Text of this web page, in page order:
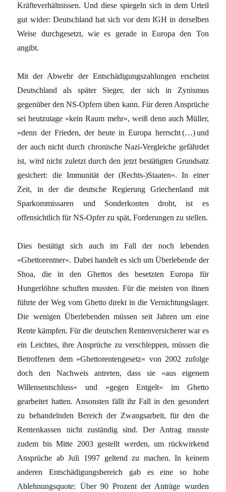
Kräfteverhältnissen. Und diese spiegeln sich in dem Urteil
gut wider: Deutschland hat sich vor dem IGH in derselben
Weise durchgesetzt, wie es gerade in Europa den Ton
angibt.
Mit der Abwehr der Entschädigungszahlungen erscheint
Deutschland als später Sieger, der sich in Zynismus
gegenüber den NS-Opfern üben kann. Für deren Ansprüche
sei heutzutage »kein Raum mehr«, weiß denn auch Müller,
»denn der Frieden, der heute in Europa herrscht (…) und
der auch nicht durch chronische Nazi-Vergleiche gefährdet
ist, wird nicht zuletzt durch den jetzt bestätigten Grundsatz
gesichert: die Immunität der (Rechts-)Staaten«. In einer
Zeit, in der die deutsche Regierung Griechenland mit
Sparkommissaren und Sonderkonten droht, ist es
offensichtlich für NS-Opfer zu spät, Forderungen zu stellen.
Dies bestätigt sich auch im Fall der noch lebenden
»Ghettorentner«. Dabei handelt es sich um Über­lebende der
Shoa, die in den Ghettos des besetzten Europa für
Hungerlöhne schuften mussten. Für die meisten von ihnen
führte der Weg vom Ghetto direkt in die Vernichtungslager.
Die wenigen Überlebenden müssen seit Jahren um eine
Rente kämpfen. Für die deutschen Rentenversicherer war es
ein Leichtes, ihre Ansprüche zu verschleppen, müssen die
Betroffenen dem »Ghettorentengesetz« von 2002 zufolge
doch den Nachweis antreten, dass sie »aus eigenem
Willensentschluss« und »gegen Entgelt« im Ghetto
gearbeitet hatten. Ansonsten fällt ihr Fall in den gesondert
zu behandelnden Bereich der Zwangsarbeit, für den die
Rentenkassen nicht zuständig sind. Der Antrag musste
zudem bis Mitte 2003 gestellt werden, um rückwirkend
Ansprüche ab Juli 1997 geltend zu machen. In keinem
anderen Entschädigungsbereich gab es eine so hohe
Ablehnungsquote: Über 90 Prozent der Anträge wurden